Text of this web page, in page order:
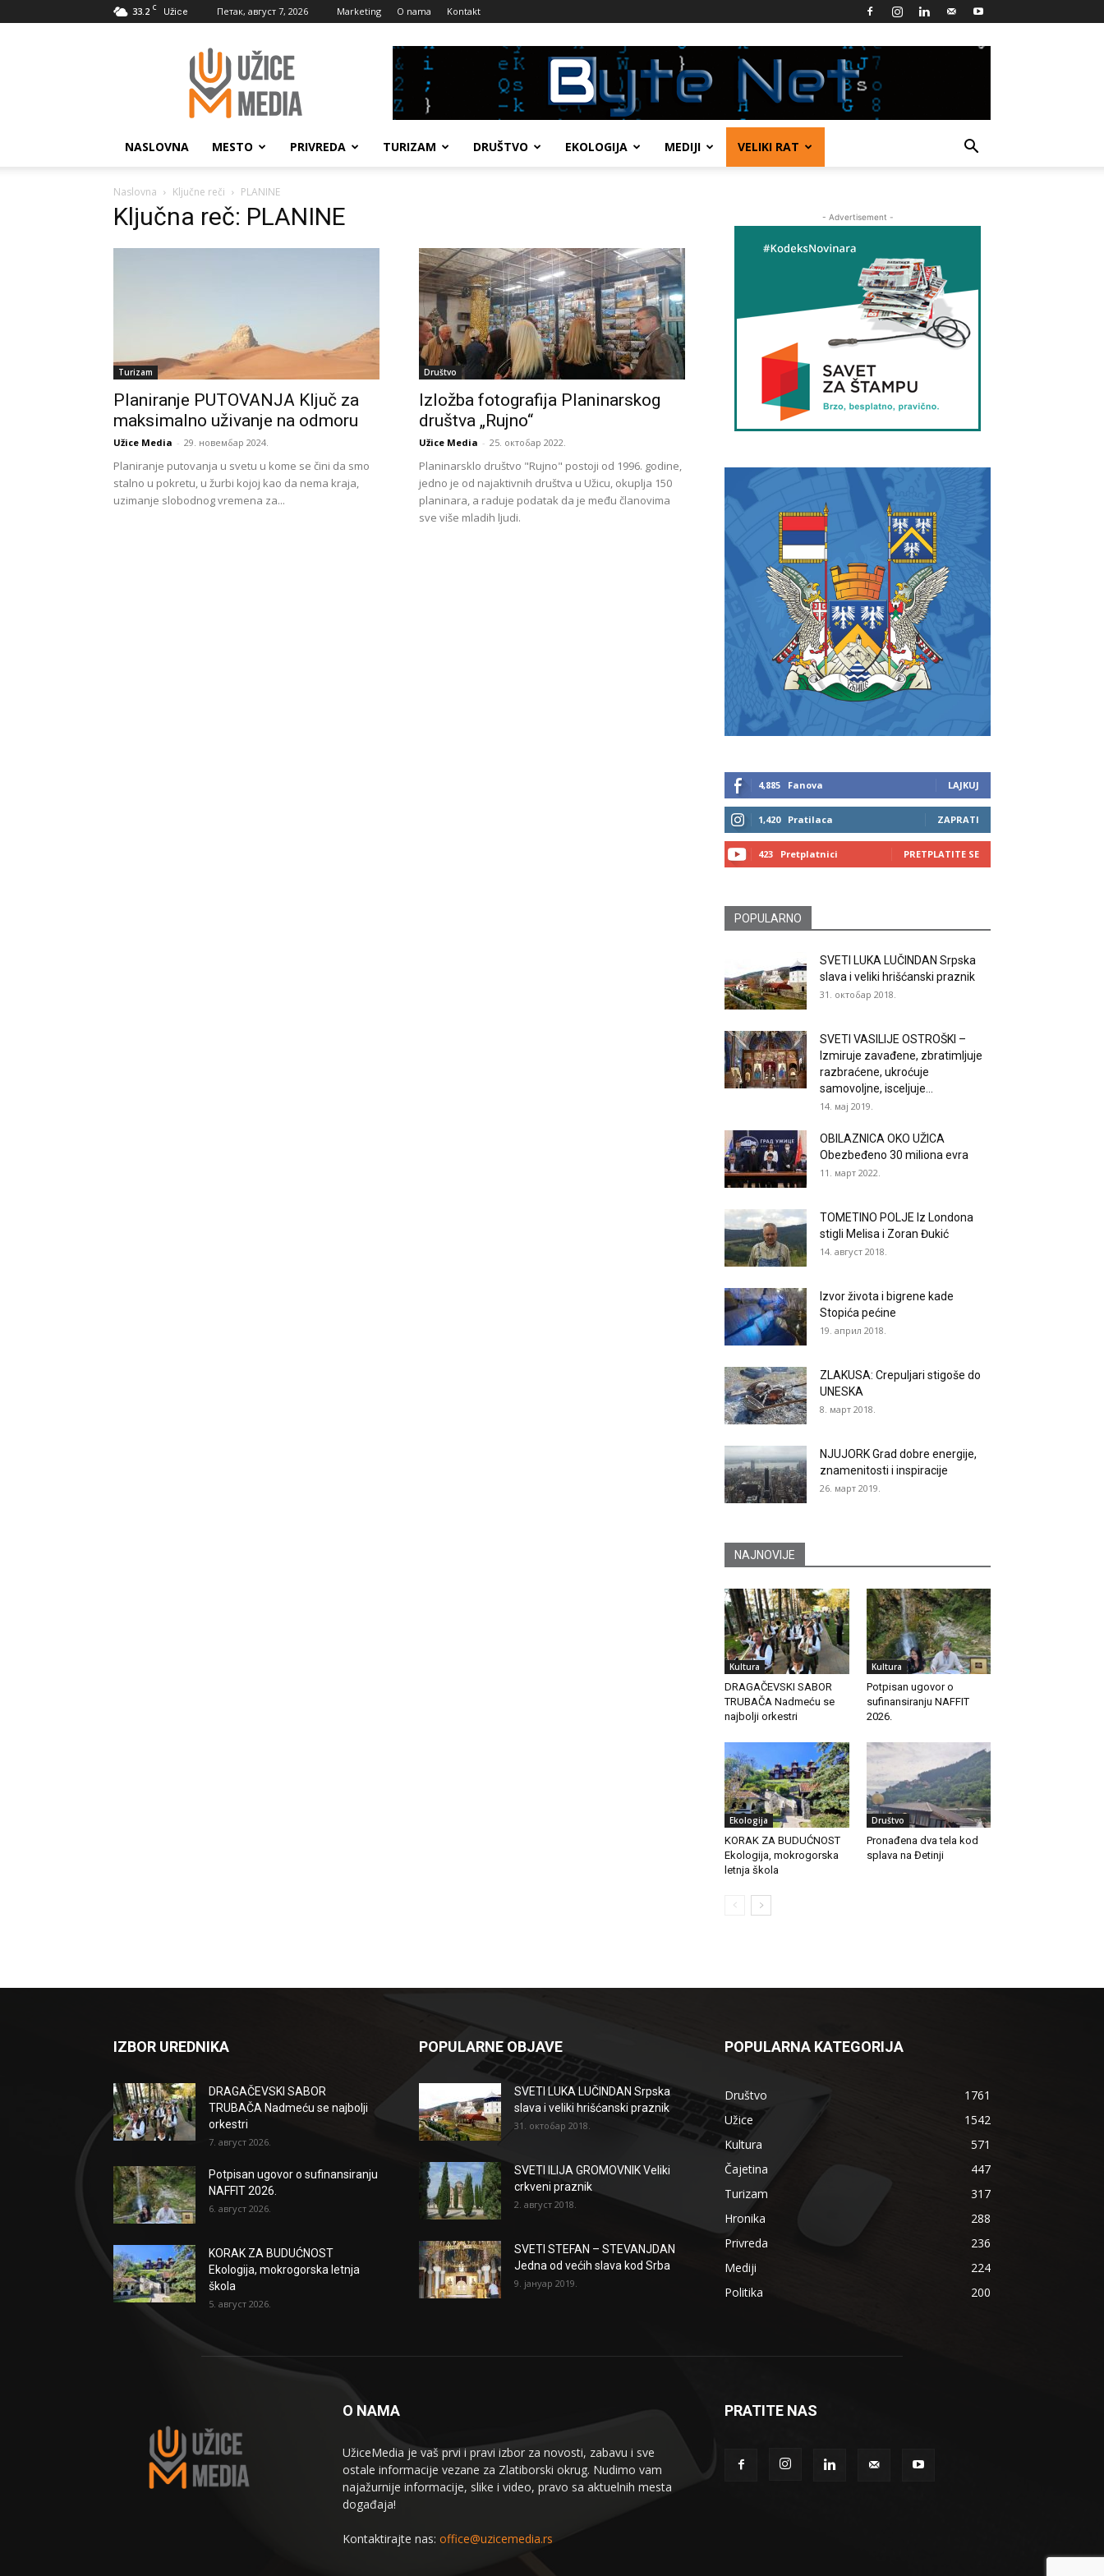
33.2 C Užice Петак, август 7, 2026 Marketing O nama Kontakt
UžiceMedia
NASLOVNA MESTO PRIVREDA TURIZAM DRUŠTVO EKOLOGIJA MEDIJI VELIKI RAT
Naslovna Ključne reči PLANINE
Ključna reč: PLANINE
Turizam
Planiranje PUTOVANJA Ključ za
maksimalno uživanje na odmoru
Užice Media - 29. новембар 2024.
Planiranje putovanja u svetu u kome se čini da smo
stalno u pokretu, u žurbi kojoj kao da nema kraja,
uzimanje slobodnog vremena za...
Društvo
Izložba fotografija Planinarskog
društva „Rujno“
Užice Media - 25. октобар 2022.
Planinarsklo društvo "Rujno" postoji od 1996. godine,
jedno je od najaktivnih društva u Užicu, okuplja 150
planinara, a raduje podatak da je među članovima
sve više mladih ljudi.
- Advertisement -
4,885 Fanova LAJKUJ
1,420 Pratilaca ZAPRATI
423 Pretplatnici PRETPLATITE SE
POPULARNO
SVETI LUKA LUČINDAN Srpska
slava i veliki hrišćanski praznik
31. октобар 2018.
SVETI VASILIJE OSTROŠKI –
Izmiruje zavađene, zbratimljuje
razbraćene, ukroćuje
samovoljne, isceljuje...
14. мај 2019.
OBILAZNICA OKO UŽICA
Obezbeđeno 30 miliona evra
11. март 2022.
TOMETINO POLJE Iz Londona
stigli Melisa i Zoran Đukić
14. август 2018.
Izvor života i bigrene kade
Stopića pećine
19. април 2018.
ZLAKUSA: Crepuljari stigoše do
UNESKA
8. март 2018.
NJUJORK Grad dobre energije,
znamenitosti i inspiracije
26. март 2019.
NAJNOVIJE
Kultura
DRAGAČEVSKI SABOR
TRUBAČA Nadmeću se
najbolji orkestri
Kultura
Potpisan ugovor o
sufinansiranju NAFFIT
2026.
Ekologija
KORAK ZA BUDUĆNOST
Ekologija, mokrogorska
letnja škola
Društvo
Pronađena dva tela kod
splava na Đetinji
IZBOR UREDNIKA
DRAGAČEVSKI SABOR
TRUBAČA Nadmeću se najbolji
orkestri
7. август 2026.
Potpisan ugovor o sufinansiranju
NAFFIT 2026.
6. август 2026.
KORAK ZA BUDUĆNOST
Ekologija, mokrogorska letnja
škola
5. август 2026.
POPULARNE OBJAVE
SVETI LUKA LUČINDAN Srpska
slava i veliki hrišćanski praznik
31. октобар 2018.
SVETI ILIJA GROMOVNIK Veliki
crkveni praznik
2. август 2018.
SVETI STEFAN – STEVANJDAN
Jedna od većih slava kod Srba
9. јануар 2019.
POPULARNA KATEGORIJA
Društvo
1761
Užice
1542
Kultura
571
Čajetina
447
Turizam
317
Hronika
288
Privreda
236
Mediji
224
Politika
200
O NAMA
UžiceMedia je vaš prvi i pravi izbor za novosti, zabavu i sve
ostale informacije vezane za Zlatiborski okrug. Nudimo vam
najažurnije informacije, slike i video, pravo sa aktuelnih mesta
događaja!
Kontaktirajte nas: office@uzicemedia.rs
PRATITE NAS